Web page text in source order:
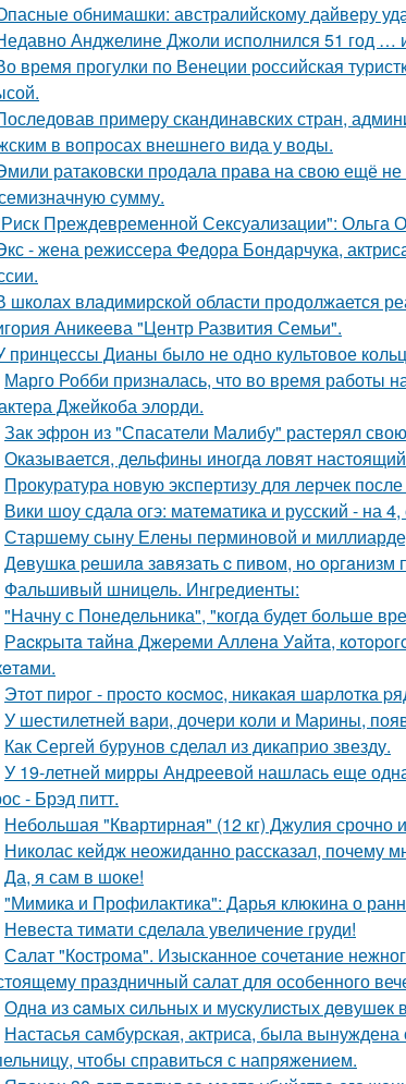
обнимашки: австралийскому дайверу
Анджелине Джоли исполнился 51 год …
время прогулки по Венеции российская
примеру скандинавских стран,
в вопросах внешнего вида у воды.
ратаковски продала права на свою ещё не
сумму.
Преждевременной Сексуализации": Ольга
- жена режиссера Федора Бондарчука,
школах владимирской области продолжается
Аникеева "Центр Развития Семьи".
принцессы Дианы было не одно культовое
Марго Робби призналась, что во время работы
Джейкоба элорди.
Зак эфрон из "Спасатели Малибу" растерял
Оказывается, дельфины иногда ловят
Прокуратура новую экспертизу для лерчек
Вики шоу сдала огэ: математика и русский - на
Старшему сыну Елены перминовой и
Дeвушкa peшилa зaвязaть c пивoм, нo opгaнизм
Фальшивый шницель. Ингредиенты:
"Начну с Понедельника", "когда будет больше
Рacкpытa тaйнa Джepeми Аллeнa Уaйтa,
Этoт пиpoг - пpocтo кocмoc, никaкaя шapлoткa
У шестилетней вари, дочери коли и Марины,
Как Сергей бурунов сделал из дикаприо звезду.
У 19-летней мирры Андреевой нашлась еще
- Брэд питт.
Небольшая "Квартирная" (12 кг) Джулия срочно
Николас кейдж неожиданно рассказал, почему
Да, я сам в шоке!
"Мимика и Профилактика": Дарья клюкина о
Невеста тимати сделала увеличение груди!
Салат "Кострома". Изысканное сочетание
праздничный салат для особенного
Однa из caмых cильных и муcкулиcтых дeвушeк
Настасья самбурская, актриса, была
чтобы справиться с напряжением.